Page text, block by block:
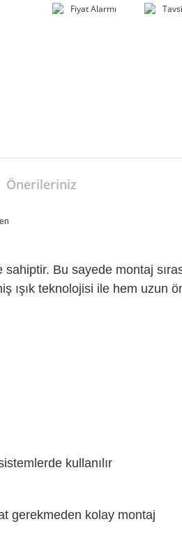
Fiyat Alarmı
Önerileriniz
Bu sayede montaj
ışık teknolojisi ile hem uzun
kullanılır
gerekmeden kolay montaj